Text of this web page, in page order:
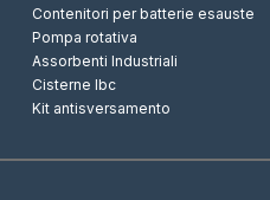
Contenitori per batterie esauste
Pompa rotativa
Assorbenti Industriali
Cisterne Ibc
Kit antisversamento